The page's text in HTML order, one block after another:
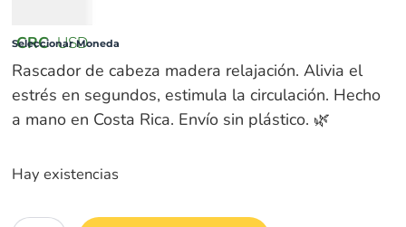
CRC USD
Seleccionar Moneda
Rascador de cabeza madera relajación. Alivia el
estrés en segundos, estimula la circulación. Hecho
a mano en Costa Rica. Envío sin plástico. 🌿
Hay existencias